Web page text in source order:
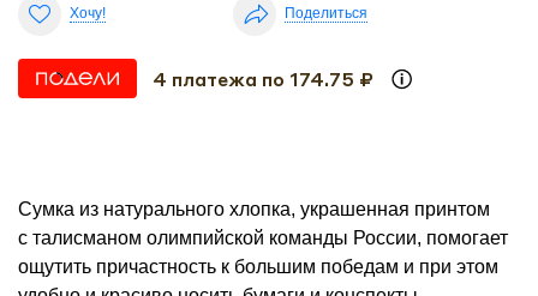
Хочу! Поделиться
4 платежа по 174.75 ₽
Сумка из натурального хлопка, украшенная принтом
с талисманом олимпийской команды России, помогает
ощутить причастность к большим победам и при этом